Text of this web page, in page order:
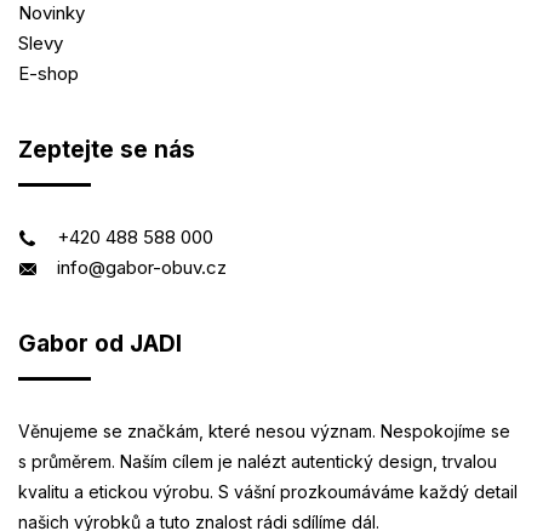
Novinky
Slevy
E-shop
Zeptejte se nás
+420 488 588 000
info@gabor-obuv.cz
Gabor od JADI
Věnujeme se značkám, které nesou význam. Nespokojíme se
s průměrem. Naším cílem je nalézt autentický design, trvalou
kvalitu a etickou výrobu. S vášní prozkoumáváme každý detail
našich výrobků a tuto znalost rádi sdílíme dál.